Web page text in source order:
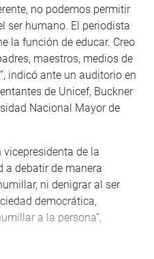
no podemos permitir
ser humano. El periodista
la función de educar. Creo
maestros, medios de
indicó ante un auditorio en
de Unicef, Buckner
Nacional Mayor de
de la
a debatir de manera
ni denigrar al ser
democrática,
a la persona”,